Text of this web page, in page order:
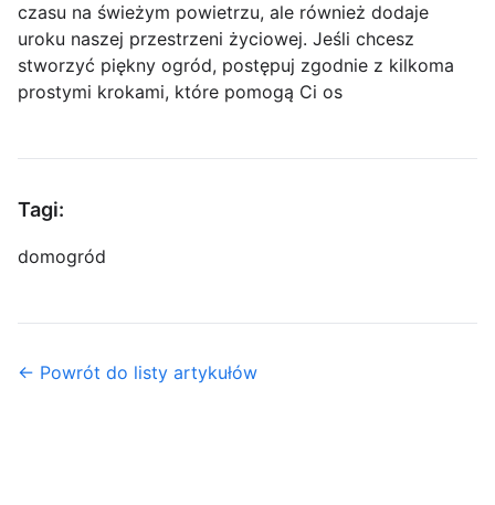
czasu na świeżym powietrzu, ale również dodaje
uroku naszej przestrzeni życiowej. Jeśli chcesz
stworzyć piękny ogród, postępuj zgodnie z kilkoma
prostymi krokami, które pomogą Ci os
Tagi:
domogród
← Powrót do listy artykułów